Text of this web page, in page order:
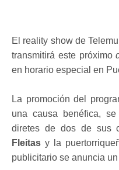
El reality show de
transmitirá este próximo
en horario especial en
La promoción del
una causa benéfica,
diretes de dos de sus
Fleitas y la
publicitario se anuncia